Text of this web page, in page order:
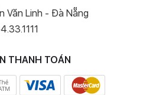
Văn Linh - Đà Nẵng
THANH TOÁN